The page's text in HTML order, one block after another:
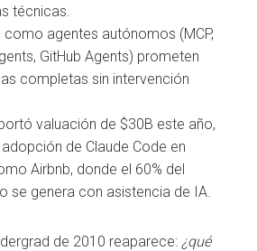
técnicas.
agentes autónomos (MCP,
GitHub Agents) prometen
completas sin intervención
valuación de $30B este año,
de Claude Code en
Airbnb, donde el 60% del
se genera con asistencia de IA.
de 2010 reaparece: ¿qué